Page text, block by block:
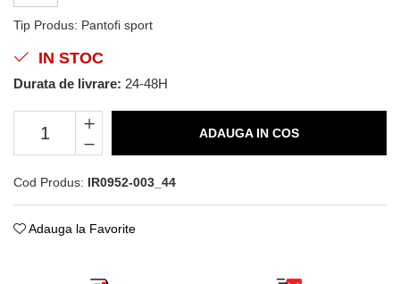
Tip Produs: Pantofi sport
IN STOC
Durata de livrare: 24-48H
ADAUGA IN COS
Cod Produs: IR0952-003_44
Adauga la Favorite